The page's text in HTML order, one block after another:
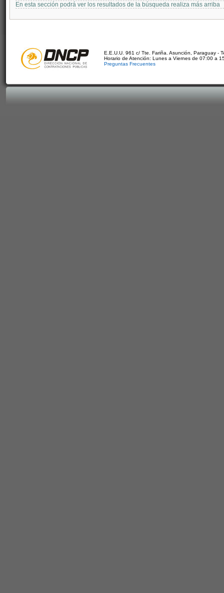
En esta sección podrá ver los resultados de la búsqueda realiza más arriba
E.E.U.U. 961 c/ Tte. Fariña. Asunción, Paraguay -
Horario de Atención: Lunes a Viernes de 07:00 a
Preguntas Frecuentes